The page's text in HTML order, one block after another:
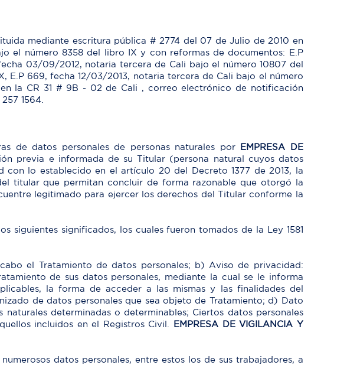
mediante escritura pública # 2774 del 07 de Julio de 2010 en
el número 8358 del libro IX y con reformas de documentos: E.P
03/09/2012, notaria tercera de Cali bajo el número 10807 del
E.P 669, fecha 12/03/2013, notaria tercera de Cali bajo el número
la CR 31 # 9B - 02 de Cali , correo electrónico de notificación
1564.
de datos personales de personas naturales por EMPRESA DE
previa e informada de su Titular (persona natural cuyos datos
lo establecido en el artículo 20 del Decreto 1377 de 2013, la
titular que permitan concluir de forma razonable que otorgó la
legitimado para ejercer los derechos del Titular conforme la
siguientes significados, los cuales fueron tomados de la Ley 1581
el Tratamiento de datos personales; b) Aviso de privacidad:
de sus datos personales, mediante la cual se le informa
la forma de acceder a las mismas y las finalidades del
de datos personales que sea objeto de Tratamiento; d) Dato
determinadas o determinables; Ciertos datos personales
incluidos en el Registros Civil. EMPRESA DE VIGILANCIA Y
datos personales, entre estos los de sus trabajadores, a